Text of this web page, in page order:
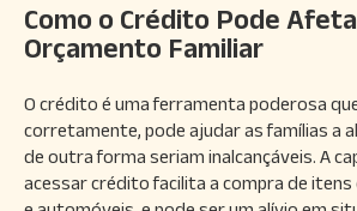
Como o Crédito Pode
Orçamento Familiar
O crédito é uma ferramenta poderosa
corretamente, pode ajudar as famílias a
de outra forma seriam inalcançáveis. A
acessar crédito facilita a compra de itens